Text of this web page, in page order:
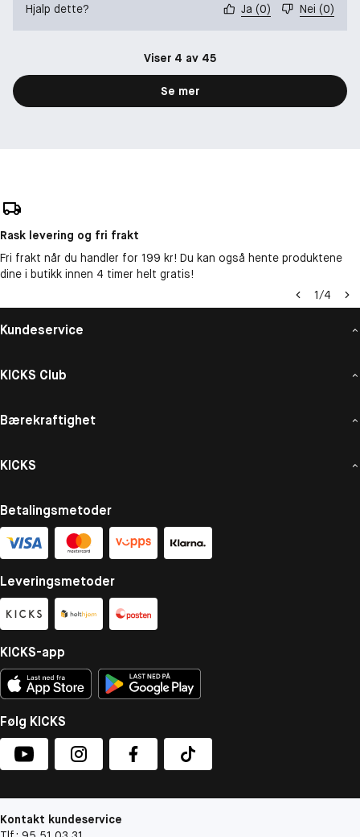
Hjalp dette? Ja (0) Nei (0)
Viser 4 av 45
Se mer
Rask levering og fri frakt
Fri frakt når du handler for 199 kr! Du kan også hente produktene
dine i butikk innen 4 timer helt gratis!
1/4
Kundeservice
KICKS Club
Bærekraftighet
KICKS
Betalingsmetoder
Leveringsmetoder
KICKS-app
Følg KICKS
Kontakt kundeservice